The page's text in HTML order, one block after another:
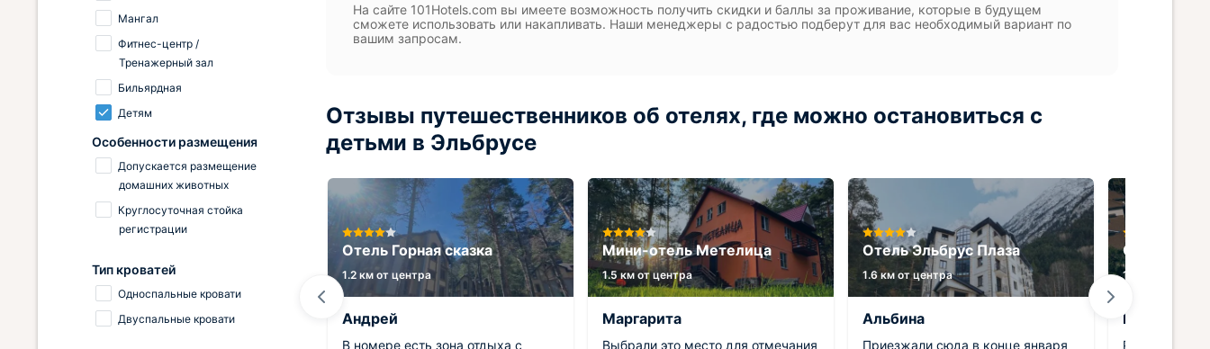
На сайте 101Hotels.com вы имеете возможность получить скидки и баллы за проживание, которые в будущем
сможете использовать или накапливать. Наши менеджеры с радостью подберут для вас необходимый вариант по
вашим запросам.
Отзывы путешественников об отелях, где можно остановиться с
детьми в Эльбрусе
1.3 км от центра
Вадим
Отель Горная сказка
1.2 км от центра
Андрей
В номере есть зона отдыха с
Мини-отель Метелица
1.5 км от центра
Маргарита
Выбрали это место для отмечания
Отель Эльбрус Плаза
1.6 км от центра
Альбина
Приезжали сюда в конце января
Отель Eco
1.3 км от
Екатерина
Мангал
Фитнес-центр /
Тренажерный зал
Бильярдная
Детям
Особенности размещения
Допускается размещение
домашних животных
Круглосуточная стойка
регистрации
Тип кроватей
Односпальные кровати
Двуспальные кровати